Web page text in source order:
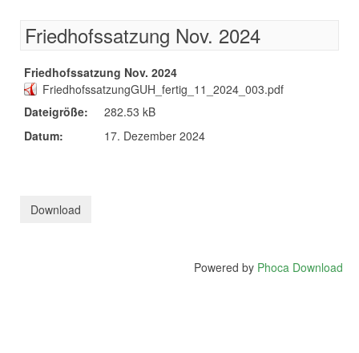
Friedhofssatzung Nov. 2024
Friedhofssatzung Nov. 2024
FriedhofssatzungGUH_fertig_11_2024_003.pdf
Dateigröße:
282.53 kB
Datum:
17. Dezember 2024
Powered by Phoca Download